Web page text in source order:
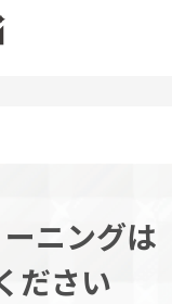
ニングは
ださい